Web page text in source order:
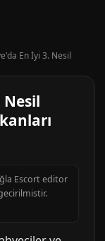
En İyi 3. Nesil
Escort editor